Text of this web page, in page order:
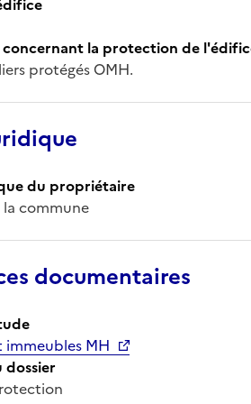
la protection de
protégés OMH.
du propriétaire
commune
documentaires
immeubles MH
dossier